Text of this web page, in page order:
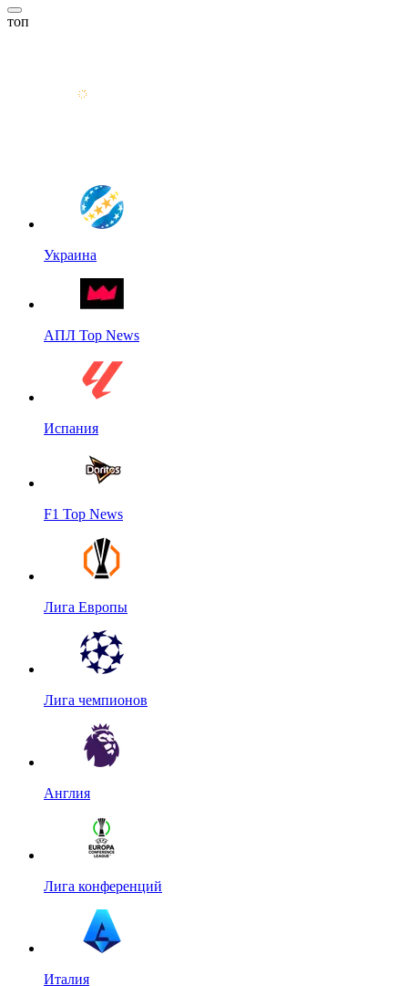
топ
Украина
АПЛ Top News
Испания
F1 Top News
Лига Европы
Лига чемпионов
Англия
Лига конференций
Италия